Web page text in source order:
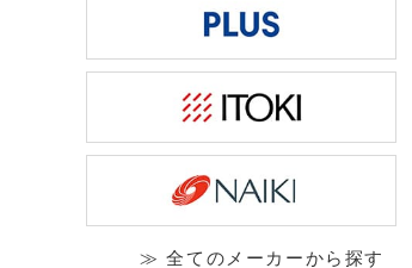
≫ 全てのメーカーから探す